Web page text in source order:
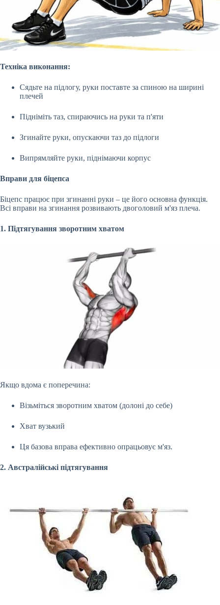
Техніка виконання:
Сядьте на підлогу, руки поставте за спиною на ширині
плечей
Підніміть таз, спираючись на руки та п'яти
Згинайте руки, опускаючи таз до підлоги
Випрямляйте руки, піднімаючи корпус
Вправи для біцепса
Біцепс працює при згинанні руки – це його основна функція.
Всі вправи на згинання розвивають двоголовий м'яз плеча.
1. Підтягування зворотним хватом
Якщо вдома є поперечина:
Візьміться зворотним хватом (долоні до себе)
Хват вузький
Ця базова вправа ефективно опрацьовує м'яз.
2. Австралійські підтягування